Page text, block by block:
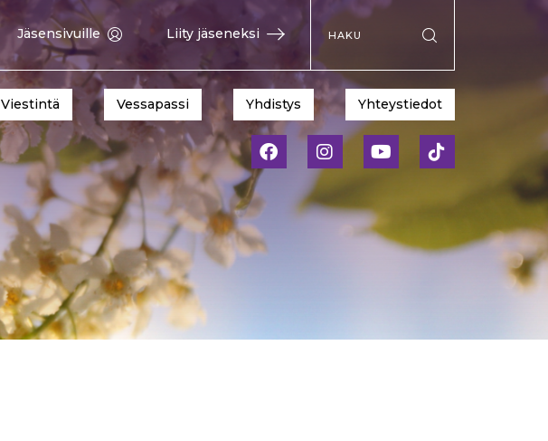
Jäsensivuille Liity jäseneksi
Hae sivustolta
Viestintä Vessapassi Yhdistys Yhteystiedot